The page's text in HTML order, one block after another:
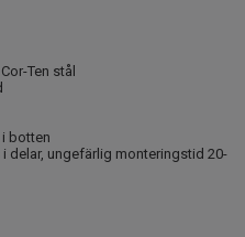
Ten stål
botten
i delar, ungefärlig monteringstid 20-